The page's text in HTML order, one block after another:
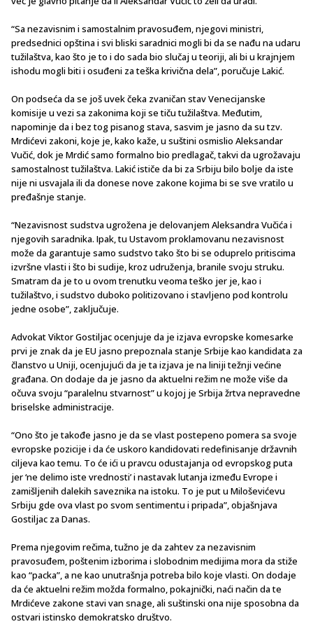
“Sa nezavisnim i samostalnim pravosuđem, njegovi ministri,
predsednici opština i svi bliski saradnici mogli bi da se nađu na udaru
tužilaštva, kao što je to i do sada bio slučaj u teoriji, ali bi u krajnjem
ishodu mogli biti i osuđeni za teška krivična dela”, poručuje Lakić.
On podseća da se još uvek čeka zvaničan stav Venecijanske
komisije u vezi sa zakonima koji se tiču tužilaštva. Međutim,
napominje da i bez tog pisanog stava, sasvim je jasno da su tzv.
Mrdićevi zakoni, koje je, kako kaže, u suštini osmislio Aleksandar
Vučić, dok je Mrdić samo formalno bio predlagač, takvi da ugrožavaju
samostalnost tužilaštva. Lakić ističe da bi za Srbiju bilo bolje da iste
nije ni usvajala ili da donese nove zakone kojima bi se sve vratilo u
pređašnje stanje.
“Nezavisnost sudstva ugrožena je delovanjem Aleksandra Vučića i
njegovih saradnika. Ipak, tu Ustavom proklamovanu nezavisnost
može da garantuje samo sudstvo tako što bi se oduprelo pritiscima
izvršne vlasti i što bi sudije, kroz udruženja, branile svoju struku.
Smatram da je to u ovom trenutku veoma teško jer je, kao i
tužilaštvo, i sudstvo duboko politizovano i stavljeno pod kontrolu
jedne osobe”, zaključuje.
Advokat Viktor Gostiljac ocenjuje da je izjava evropske komesarke
prvi je znak da je EU jasno prepoznala stanje Srbije kao kandidata za
članstvo u Uniji, ocenjujući da je ta izjava je na liniji težnji većine
građana. On dodaje da je jasno da aktuelni režim ne može više da
očuva svoju “paralelnu stvarnost” u kojoj je Srbija žrtva nepravedne
briselske administracije.
“Ono što je takođe jasno je da se vlast postepeno pomera sa svoje
evropske pozicije i da će uskoro kandidovati redefinisanje državnih
ciljeva kao temu. To će ići u pravcu odustajanja od evropskog puta
jer ‘ne delimo iste vrednosti’ i nastavak lutanja između Evrope i
zamišljenih dalekih saveznika na istoku. To je put u Miloševićevu
Srbiju gde ova vlast po svom sentimentu i pripada”, objašnjava
Gostiljac za Danas.
Prema njegovim rečima, tužno je da zahtev za nezavisnim
pravosuđem, poštenim izborima i slobodnim medijima mora da stiže
kao “packa”, a ne kao unutrašnja potreba bilo koje vlasti. On dodaje
da će aktuelni režim možda formalno, pokajnički, naći način da te
Mrdićeve zakone stavi van snage, ali suštinski ona nije sposobna da
ostvari istinsko demokratsko društvo.